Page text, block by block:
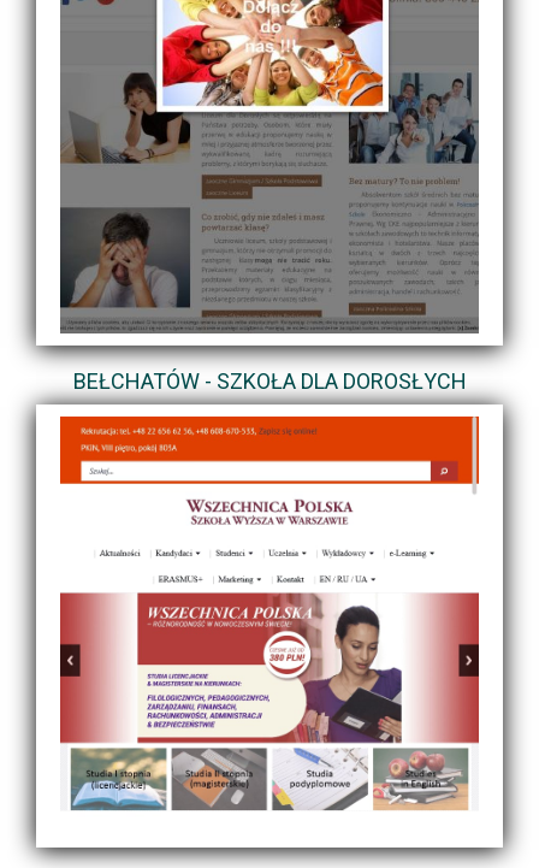
BEŁCHATÓW - SZKOŁA DLA DOROSŁYCH